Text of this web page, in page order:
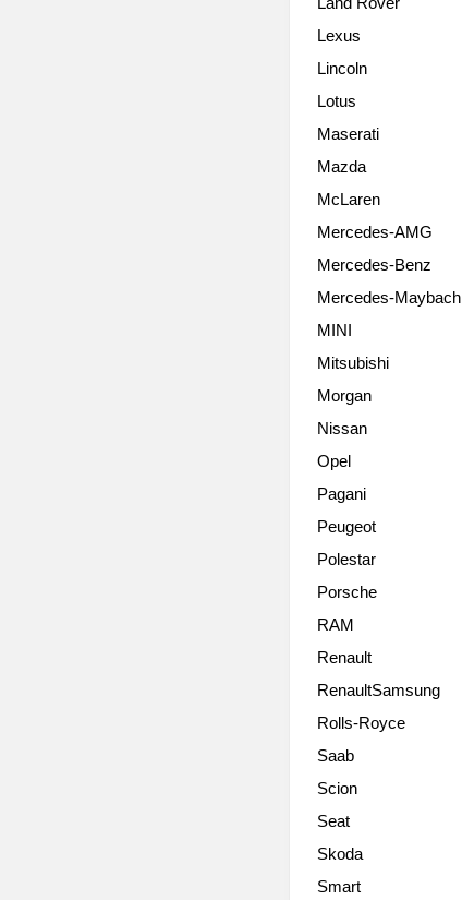
Lexus
Lincoln
Lotus
Maserati
Mazda
McLaren
Mercedes-AMG
Mercedes-Benz
Mercedes-Maybach
MINI
Mitsubishi
Morgan
Nissan
Opel
Pagani
Peugeot
Polestar
Porsche
RAM
Renault
RenaultSamsung
Rolls-Royce
Saab
Scion
Seat
Skoda
Smart